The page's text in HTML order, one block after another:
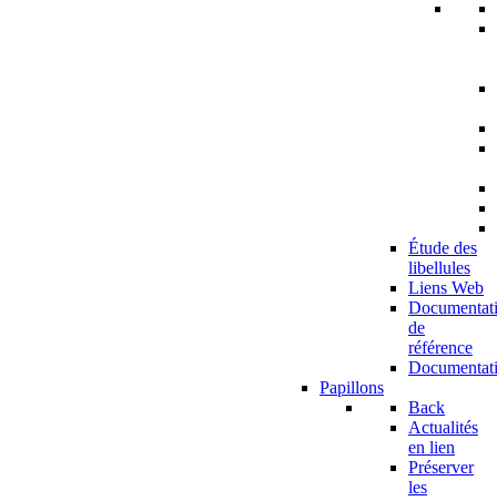
Étude des
libellules
Liens Web
de
référence
Papillons
Back
Actualités
en lien
Préserver
les